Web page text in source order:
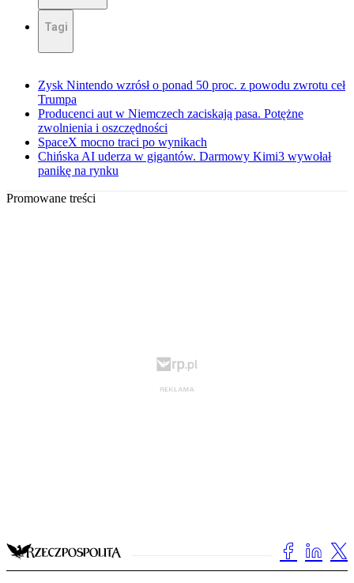
Tagi
Zysk Nintendo wzrósł o ponad 50 proc. z powodu zwrotu ceł
Trumpa
Producenci aut w Niemczech zaciskają pasa. Potężne
zwolnienia i oszczędności
SpaceX mocno traci po wynikach
Chińska AI uderza w gigantów. Darmowy Kimi3 wywołał
panikę na rynku
Promowane treści